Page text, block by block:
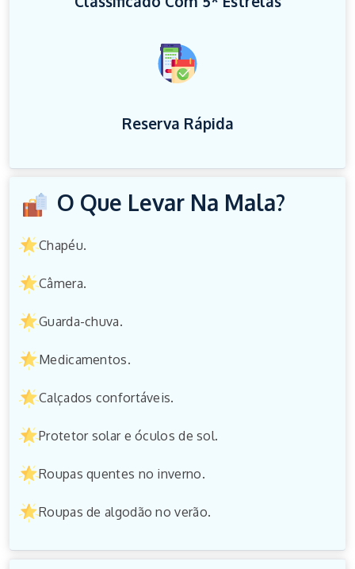
Reserva Rápida
O Que Levar Na Mala?
Chapéu.
Câmera.
Guarda-chuva.
Medicamentos.
Calçados confortáveis.
Protetor solar e óculos de sol.
Roupas quentes no inverno.
Roupas de algodão no verão.